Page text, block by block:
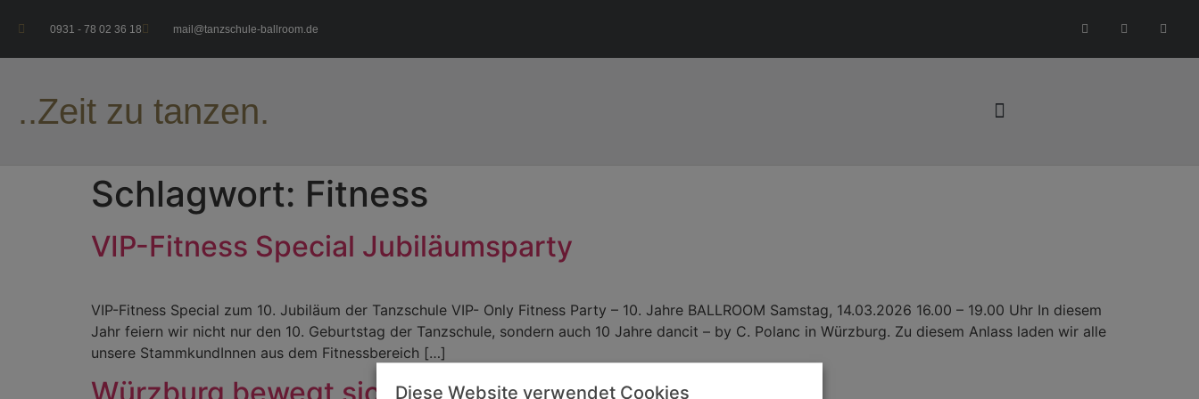
0931 - 78 02 36 18 mail@tanzschule-ballroom.de
..Zeit zu tanzen.
Schlagwort: Fitness
VIP-Fitness Special Jubiläumsparty
VIP-Fitness Special zum 10. Jubiläum der Tanzschule VIP- Only Fitness Party – 10. Jahre BALLROOM Samstag, 14.03.2026 16.00 – 19.00 Uhr In diesem
Jahr feiern wir nicht nur den 10. Geburtstag der Tanzschule, sondern auch 10 Jahre dancit – by C. Polanc in Würzburg. Zu diesem Anlass laden wir alle
unsere StammkundInnen aus dem Fitnessbereich […]
Diese Website verwendet Cookies